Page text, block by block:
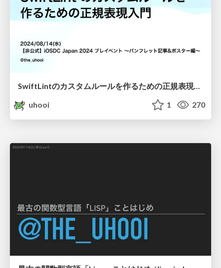
SwiftLintのカスタムルールを作るための正規表現入門 / swiftlint_regex
uhooi
1 270